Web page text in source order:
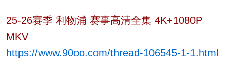
25-26赛季 利物浦 赛事高清全集 4K+1080P
MKV
https://www.90oo.com/thread-106545-1-1.html